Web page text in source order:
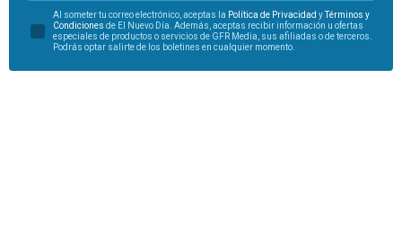
Al someter tu correo electrónico, aceptas la Política de Privacidad yTérminos y
Condiciones de El Nuevo Día. Además, aceptas recibir información u ofertas
especiales de productos o servicios de GFR Media, sus afiliadas o de terceros.
Podrás optar salirte de los boletines en cualquier momento.